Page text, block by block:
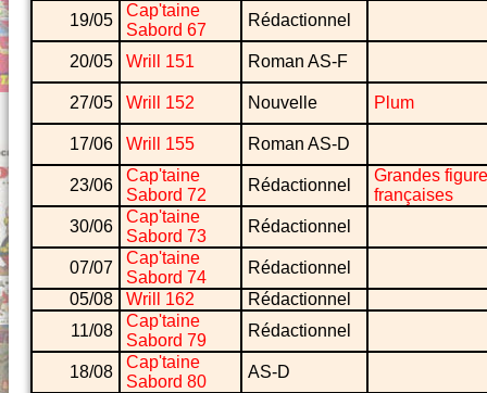
19/05
Cap'taine
Sabord 67
Rédactionnel
20/05 Wrill 151 Roman AS-F
27/05 Wrill 152 Nouvelle Plum
17/06 Wrill 155 Roman AS-D
23/06
Cap'taine
Sabord 72
Rédactionnel
Grandes
françaises
30/06
Cap'taine
Sabord 73
Rédactionnel
07/07
Cap'taine
Sabord 74
Rédactionnel
05/08
Wrill 162
Rédactionnel
11/08
Cap'taine
Sabord 79
Rédactionnel
18/08
Cap'taine
Sabord 80
AS-D